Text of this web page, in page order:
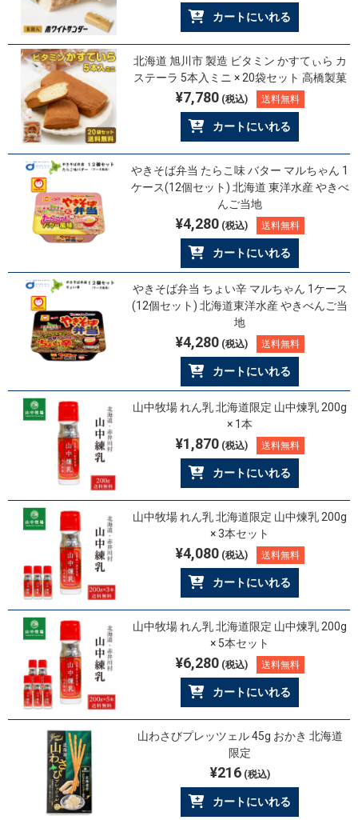
カートにいれる
北海道 旭川市 製造 ビタミン かすてぃら カ
ステーラ 5本入ミニ × 20袋セット 高橋製菓
¥7,780(税込) 送料無料
カートにいれる
やきそば弁当 たらこ味 バター マルちゃん 1
ケース(12個セット) 北海道 東洋水産 やきべ
んご当地
¥4,280(税込) 送料無料
カートにいれる
やきそば弁当 ちょい辛 マルちゃん 1ケース
(12個セット) 北海道東洋水産 やきべんご当
地
¥4,280(税込) 送料無料
カートにいれる
山中牧場 れん乳 北海道限定 山中煉乳 200g
× 1本
¥1,870(税込) 送料無料
カートにいれる
山中牧場 れん乳 北海道限定 山中煉乳 200g
× 3本セット
¥4,080(税込) 送料無料
カートにいれる
山中牧場 れん乳 北海道限定 山中煉乳 200g
× 5本セット
¥6,280(税込) 送料無料
カートにいれる
山わさびプレッツェル 45g おかき 北海道
限定
¥216(税込)
カートにいれる